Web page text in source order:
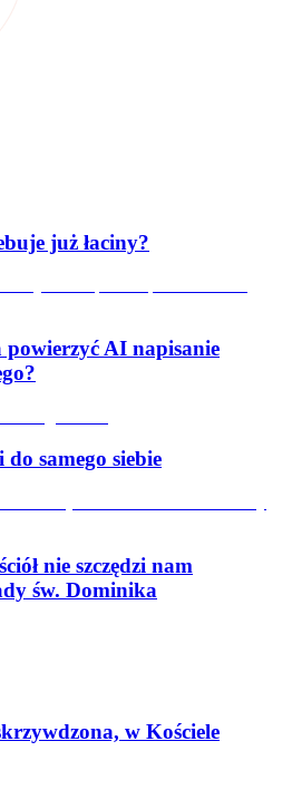
już łaciny?
AI napisanie
samego siebie
nie szczędzi nam
św. Dominika
w Kościele